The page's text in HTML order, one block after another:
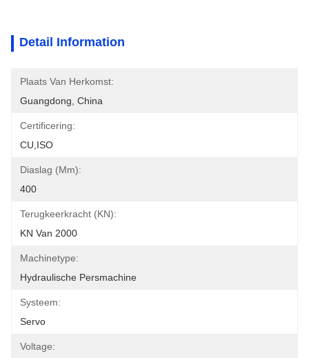
Detail Information
Plaats Van Herkomst:
Guangdong, China
Certificering:
CU,ISO
Diaslag (mm):
400
Terugkeerkracht (kN):
KN Van 2000
Machinetype:
Hydraulische Persmachine
Systeem:
Servo
Voltage: